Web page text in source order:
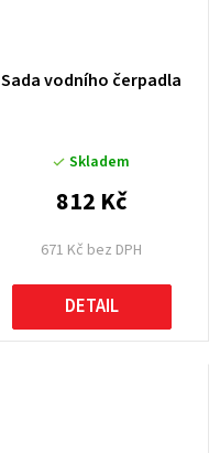
Sada vodního čerpadla
Skladem
671 Kč bez DPH
812 Kč
DETAIL